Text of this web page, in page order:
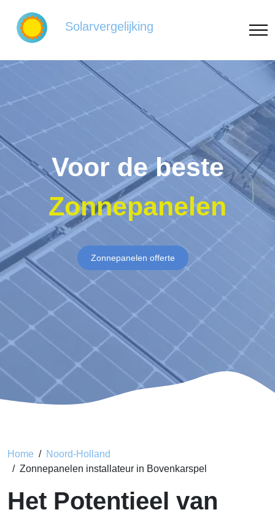
Solarvergelijking
Voor de beste
Zonnepanelen
Zonnepanelen offerte
Home
Noord-Holland
Zonnepanelen installateur in Bovenkarspel
Het Potentieel van